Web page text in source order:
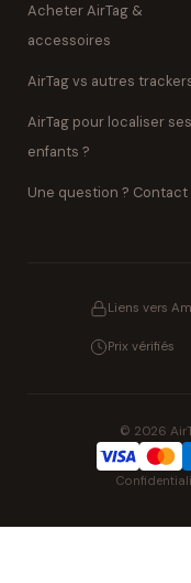
Acheter AirTag &
accessoires
AirTag vs autres
AirTag pour localiser ses
enfants ?
Une question ? Contact
Liens vers
Prix vérifiés
© 2026